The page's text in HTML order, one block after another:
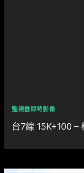
監視器即時影像
台7線 15K+100 –